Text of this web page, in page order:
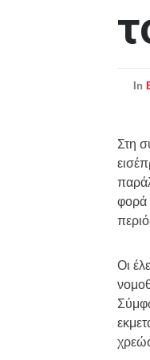
In
Στη
φορά
Οι